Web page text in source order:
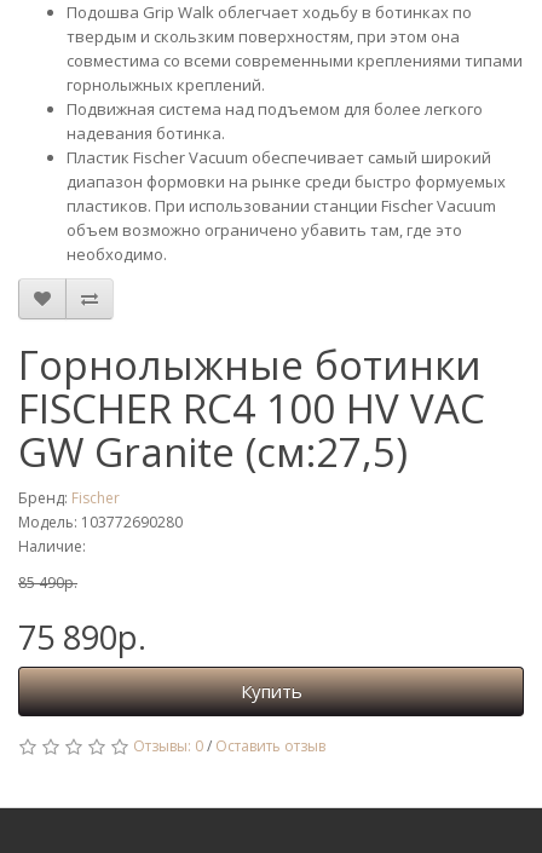
Подошва Grip Walk облегчает ходьбу в ботинках по
твердым и скользким поверхностям, при этом она
совместима со всеми современными креплениями типами
горнолыжных креплений.
Подвижная система над подъемом для более легкого
надевания ботинка.
Пластик Fischer Vacuum обеспечивает самый широкий
диапазон формовки на рынке среди быстро формуемых
пластиков. При использовании станции Fischer Vacuum
объем возможно ограничено убавить там, где это
необходимо.
Горнолыжные ботинки
FISCHER RC4 100 HV VAC
GW Granite (см:27,5)
Бренд: Fischer
Модель: 103772690280
Наличие:
85 490р.
75 890р.
Купить
Отзывы: 0/ Оставить отзыв